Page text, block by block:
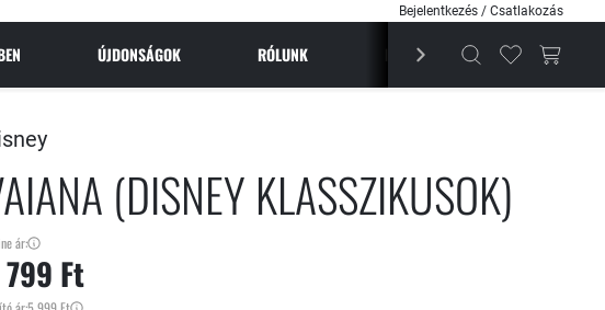
Bejelentkezés / Csatlakozás
ÚJDONSÁGOK RÓLUNK BESTSELLEREK MAGAZIN
(DISNEY KLASSZIKUSOK)
ár:
Ft